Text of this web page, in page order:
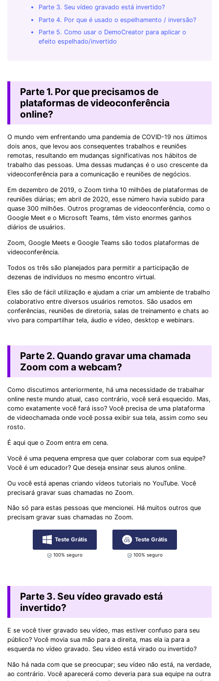
Parte 3. Seu vídeo gravado está invertido?
Parte 4. Por que é usado o espelhamento / inversão?
Parte 5. Como usar o DemoCreator para aplicar o
efeito espelhado/invertido
Parte 1. Por que precisamos de
plataformas de videoconferência
online?
O mundo vem enfrentando uma pandemia de COVID-19 nos últimos
dois anos, que levou aos consequentes trabalhos e reuniões
remotas, resultando em mudanças significativas nos hábitos de
trabalho das pessoas. Uma dessas mudanças é o uso crescente da
videoconferência para a comunicação e reuniões de negócios.
Em dezembro de 2019, o Zoom tinha 10 milhões de plataformas de
reuniões diárias; em abril de 2020, esse número havia subido para
quase 300 milhões. Outros programas de videoconferência, como o
Google Meet e o Microsoft Teams, têm visto enormes ganhos
diários de usuários.
Zoom, Google Meets e Google Teams são todos plataformas de
videoconferência.
Todos os três são planejados para permitir a participação de
dezenas de indivíduos no mesmo encontro virtual.
Eles são de fácil utilização e ajudam a criar um ambiente de trabalho
colaborativo entre diversos usuários remotos. São usados em
conferências, reuniões de diretoria, salas de treinamento e chats ao
vivo para compartilhar tela, áudio e vídeo, desktop e webinars.
Parte 2. Quando gravar uma chamada
Zoom com a webcam?
Como discutimos anteriormente, há uma necessidade de trabalhar
online neste mundo atual, caso contrário, você será esquecido. Mas,
como exatamente você fará isso? Você precisa de uma plataforma
de videochamada onde você possa exibir sua tela, assim como seu
rosto.
É aqui que o Zoom entra em cena.
Você é uma pequena empresa que quer colaborar com sua equipe?
Você é um educador? Que deseja ensinar seus alunos online.
Ou você está apenas criando vídeos tutoriais no YouTube. Você
precisará gravar suas chamadas no Zoom.
Não só para estas pessoas que mencionei. Há muitos outros que
precisam gravar suas chamadas no Zoom.
Teste Grátis
100% seguro
Teste Grátis
100% seguro
Parte 3. Seu vídeo gravado está
invertido?
E se você tiver gravado seu vídeo, mas estiver confuso para seu
público? Você movia sua mão para a direita, mas ela ia para a
esquerda no vídeo gravado. Seu vídeo está virado ou invertido?
Não há nada com que se preocupar; seu vídeo não está, na verdade,
ao contrário. Você aparecerá como deveria para sua equipe na outra